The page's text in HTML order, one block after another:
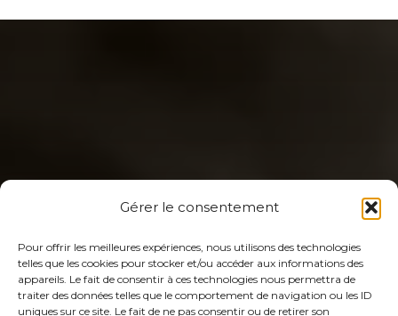
Gérer le consentement
Pour offrir les meilleures expériences, nous utilisons des technologies
telles que les cookies pour stocker et/ou accéder aux informations des
appareils. Le fait de consentir à ces technologies nous permettra de
traiter des données telles que le comportement de navigation ou les ID
uniques sur ce site. Le fait de ne pas consentir ou de retirer son